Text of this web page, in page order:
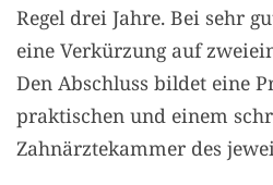
Regel drei Jahre. Bei sehr
eine Verkürzung auf
Den Abschluss bildet eine
praktischen und einem
Zahnärztekammer des